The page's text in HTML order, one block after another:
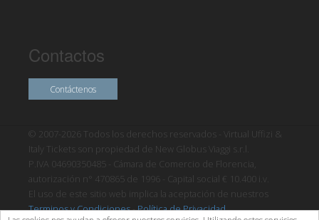
Contactos
Contáctenos
© 2007-2026 Todos los derechos reservados - Virtual Uffizi &
Italy Tickets son propiedad de New Globus Viaggi s.r.l.
P.IVA 04690350485 - Cámara de Comercio de Florencia,
autorización n° 470865 de 1996 - Capital social € 10.400 i.v.
El uso de este sitio web implica la aceptación de nuestros
Terminos y Condiciones-Política de Privacidad